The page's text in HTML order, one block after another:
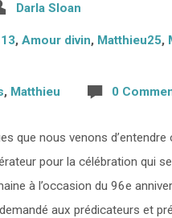
Darla Sloan
, Amour divin, Matthieu25,
, Matthieu 0
que nous venons d’entendre
pour la célébration qui
à l’occasion du 96e
aux prédicateurs et